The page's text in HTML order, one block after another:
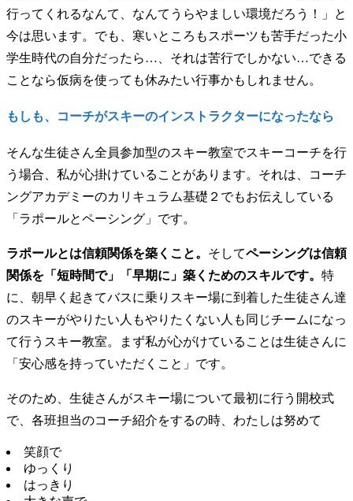
行ってくれるなんて、なんてうらやましい環境だろう！」と
今は思います。でも、寒いところもスポーツも苦手だった小
学生時代の自分だったら…、それは苦行でしかない…できる
ことなら仮病を使っても休みたい行事かもしれません。
もしも、コーチがスキーのインストラクターになったなら
そんな生徒さん全員参加型のスキー教室でスキーコーチを行
う場合、私が心掛けていることがあります。それは、コーチ
ングアカデミーのカリキュラム基礎２でもお伝えしている
「ラポールとペーシング」です。
ラポールとは信頼関係を築くこと。 そしてペーシングは信頼
関係を「短時間で」「早期に」築くためのスキルです。 特
に、朝早く起きてバスに乗りスキー場に到着した生徒さん達
のスキーがやりたい人もやりたくない人も同じチームになっ
て行うスキー教室。まず私が心がけていることは生徒さんに
「安心感を持っていただくこと」です。
そのため、生徒さんがスキー場について最初に行う開校式
で、各班担当のコーチ紹介をするの時、わたしは努めて
笑顔で
ゆっくり
はっきり